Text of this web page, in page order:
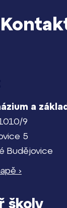
a
9
5
Budějovice
›
školy